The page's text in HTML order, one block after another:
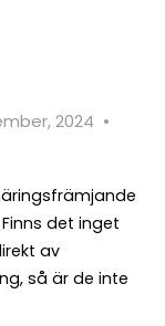
2024 •
det inget
av
så är de inte